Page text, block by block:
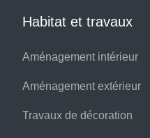
Habitat et travaux
Aménagement intérieur
Aménagement extérieur
Travaux de décoration